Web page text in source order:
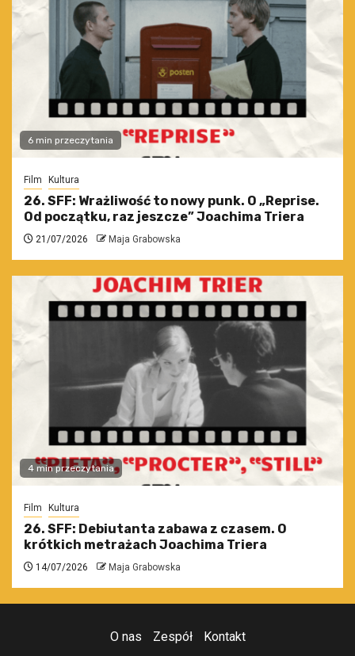
6 min przeczytania
Film Kultura
26. SFF: Wrażliwość to nowy punk. O „Reprise.
Od początku, raz jeszcze” Joachima Triera
21/07/2026 Maja Grabowska
4 min przeczytania
Film Kultura
26. SFF: Debiutanta zabawa z czasem. O
krótkich metrażach Joachima Triera
14/07/2026 Maja Grabowska
O nas Zespół Kontakt